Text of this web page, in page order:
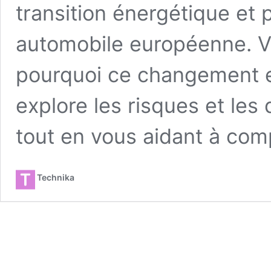
transition énergétique et
automobile européenne.
pourquoi ce changement
explore les risques et les
tout en vous aidant à
Technika